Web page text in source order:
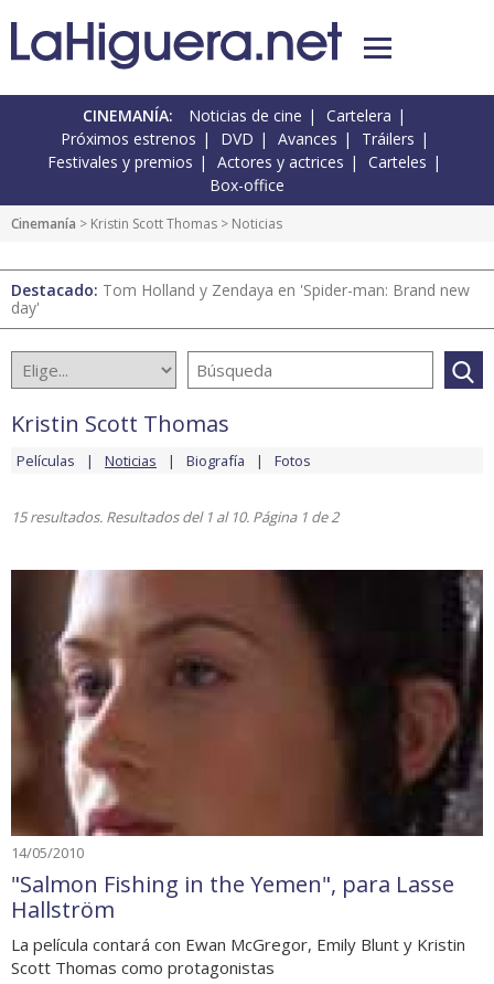
CINEMANÍA: Noticias de cine
Cartelera
Próximos estrenos
DVD Avances
Tráilers
Festivales y premios
Actores y actrices
Carteles
Box-office
Cinemanía > Kristin Scott Thomas > Noticias
Destacado: Tom Holland y Zendaya en 'Spider-man: Brand new
day'
Kristin Scott Thomas
Películas Noticias Biografía Fotos
15 resultados. Resultados del 1 al 10. Página 1 de 2
14/05/2010
"Salmon Fishing in the Yemen", para Lasse
Hallström
La película contará con Ewan McGregor, Emily Blunt y Kristin
Scott Thomas como protagonistas